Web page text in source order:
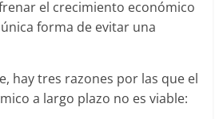
el crecimiento económico
forma de evitar una
hay tres razones por las que el
a largo plazo no es viable: